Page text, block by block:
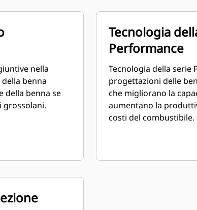
nella
benna
della benna se
grossolani.
Tecnologia
Performance
Tecnologia della serie
progettazioni delle
che migliorano la
aumentano la
costi del combustibile.